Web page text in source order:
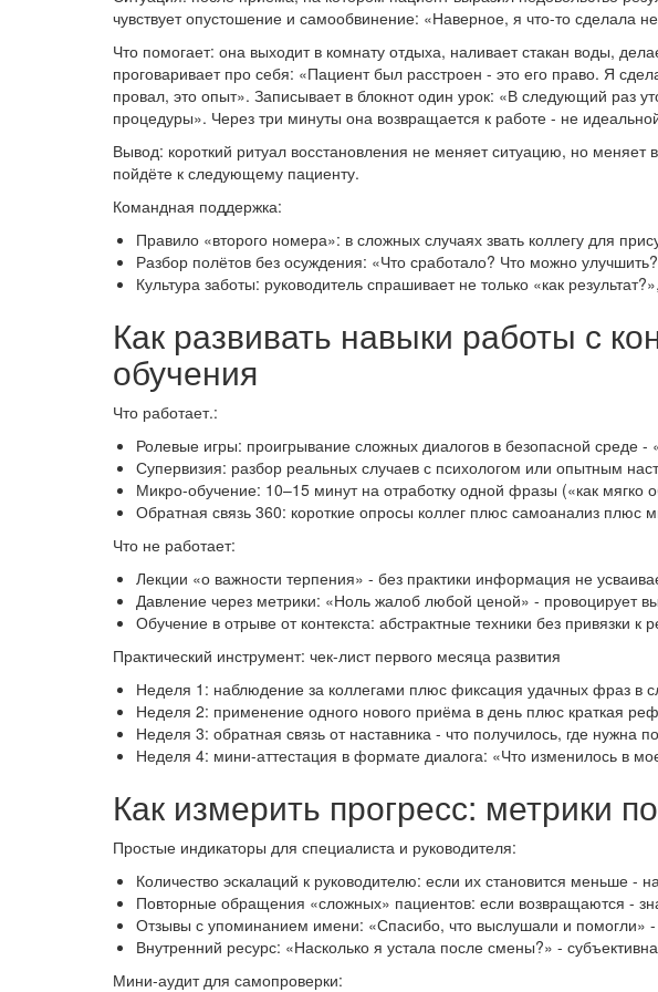
чувствует опустошение и самообвинение: «Наверное, я что-то сделала
Что помогает: она выходит в комнату отдыха, наливает стакан воды,
проговаривает про себя: «Пациент был расстроен - это его право. Я
провал, это опыт». Записывает в блокнот один урок: «В следующий раз
процедуры». Через три минуты она возвращается к работе - не
Вывод: короткий ритуал восстановления не меняет ситуацию, но меняет
пойдёте к следующему пациенту.
Командная поддержка:
Правило «второго номера»: в сложных случаях звать коллегу для
Разбор полётов без осуждения: «Что сработало? Что можно
Культура заботы: руководитель спрашивает не только «как
Как развивать навыки работы с
обучения
Что работает.:
Ролевые игры: проигрывание сложных диалогов в безопасной среде -
Супервизия: разбор реальных случаев с психологом или опытным
Микро-обучение: 10–15 минут на отработку одной фразы («как мягко
Обратная связь 360: короткие опросы коллег плюс самоанализ плюс
Что не работает:
Лекции «о важности терпения» - без практики информация не
Давление через метрики: «Ноль жалоб любой ценой» - провоцирует
Обучение в отрыве от контекста: абстрактные техники без привязки к
Практический инструмент: чек-лист первого месяца развития
Неделя 1: наблюдение за коллегами плюс фиксация удачных фраз в
Неделя 2: применение одного нового приёма в день плюс краткая
Неделя 3: обратная связь от наставника - что получилось, где нужна
Неделя 4: мини-аттестация в формате диалога: «Что изменилось в
Как измерить прогресс: метрики
Простые индикаторы для специалиста и руководителя:
Количество эскалаций к руководителю: если их становится меньше -
Повторные обращения «сложных» пациентов: если возвращаются -
Отзывы с упоминанием имени: «Спасибо, что выслушали и помогли» -
Внутренний ресурс: «Насколько я устала после смены?» -
Мини-аудит для самопроверки: